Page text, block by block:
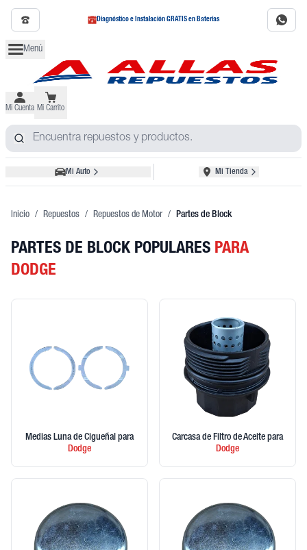
Diagnóstico e Instalación GRATIS en Baterías
Menú
Mi Cuenta Mi Carrito
Mi Auto Mi Tienda
Inicio / Repuestos / Repuestos de Motor / Partes de Block
PARTES DE BLOCK POPULARES PARA
DODGE
Medias Luna de Cigueñal para
Dodge
Carcasa de Filtro de Aceite para
Dodge